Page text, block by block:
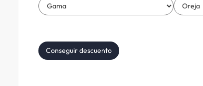
Conseguir descuento